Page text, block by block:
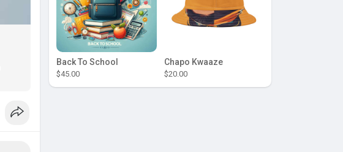
Back To School
$45.00
Chapo Kwaaze
$20.00